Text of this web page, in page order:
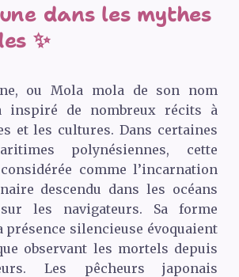
dans les mythes
✨
ou Mola mola de son nom
inspiré de nombreux récits à
et les cultures. Dans certaines
polynésiennes, cette
comme l’incarnation
descendu dans les océans
les navigateurs. Sa forme
présence silencieuse évoquaient
observant les mortels depuis
Les pêcheurs japonais